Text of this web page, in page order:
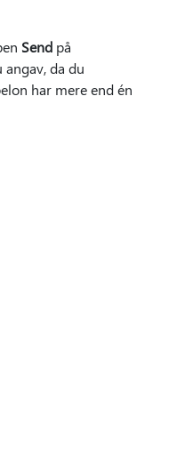
Sendpå
da du
har mere end én